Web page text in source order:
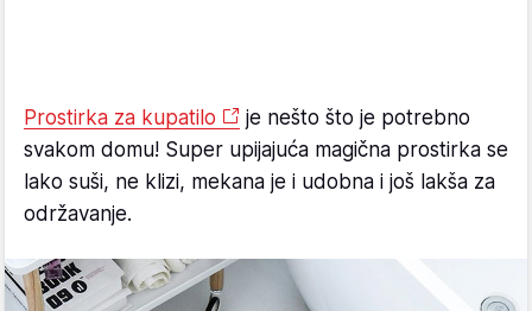
Prostirka za kupatilo
je nešto što je potrebno
svakom domu! Super upijajuća magična prostirka se
lako suši, ne klizi, mekana je i udobna i još lakša za
održavanje.